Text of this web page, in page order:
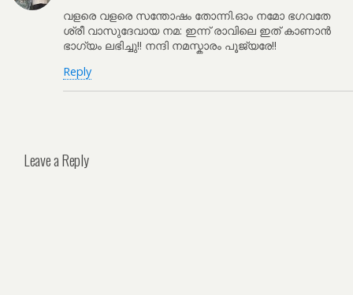
വളരെ വളരെ സന്തോഷം തോന്നി.ഓം നമോ ഭഗവതേ
ശ്രീ വാസുദേവായ നമ: ഇന്ന് രാവിലെ ഇത് കാണാൻ
ഭാഗ്യം ലഭിച്ചു!! നന്ദി നമസ്കാരം പൂജ്യരേ!!
Reply
Leave a Reply